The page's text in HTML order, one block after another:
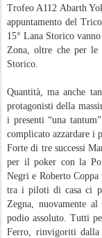
Trofeo A112 Abarth
appuntamento del
15° Lana Storico
Zona, oltre che per le
Storico.
Quantità, ma anche
protagonisti della
i presenti “una
complicato azzardare i
Forte di tre successi
per il poker con la
Negri e Roberto
tra i piloti di casa ci
Zegna, nuovamente
podio assoluto. Tutti
Ferro, rinvigoriti dalla